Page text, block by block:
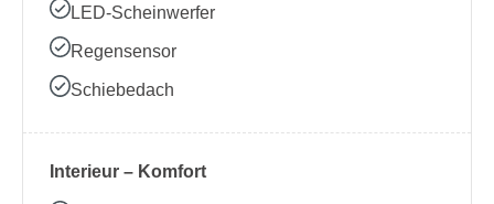
LED-Scheinwerfer
Regensensor
Schiebedach
Interieur – Komfort